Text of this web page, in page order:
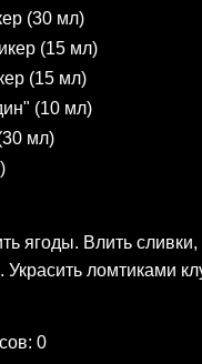
(30 мл)
(15 мл)
(15 мл)
(10 мл)
мл)
ягоды. Влить
ломтиками
0